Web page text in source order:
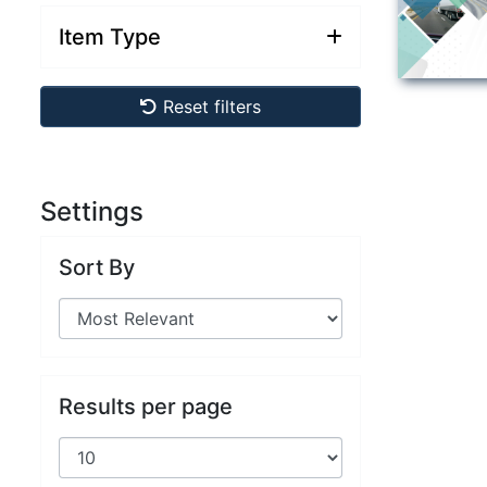
Item Type
Reset filters
Settings
Sort By
Results per page